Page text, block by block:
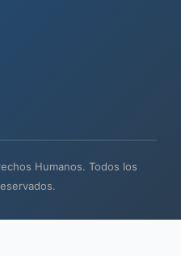
Humanos. Todos los